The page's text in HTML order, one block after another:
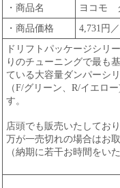
・商品名
ヨコモ
・商品価格
4,731円
ドリフトパッケージシリ
りのチューニングで最も
ている大容量ダンパーシ
（F/グリーン、R/イエロ
す。
店頭でも販売いたしてお
万が一売切れの場合はお
（納期に若干お時間をい